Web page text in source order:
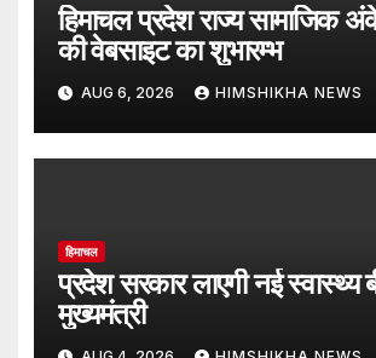
हिमाचल प्रदेश राज्य सामाजिक
की वेबसाइट का शुभारम्भ
AUG 6, 2026 HIMSHIKHA NEWS
हिमाचल
प्रदेश सरकार लाएगी नई स्वास्थ्य
मुख्यमंत्री